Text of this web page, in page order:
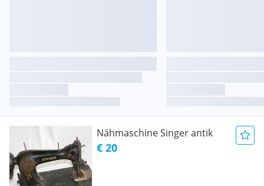
Nähmaschine Singer antik
€ 20